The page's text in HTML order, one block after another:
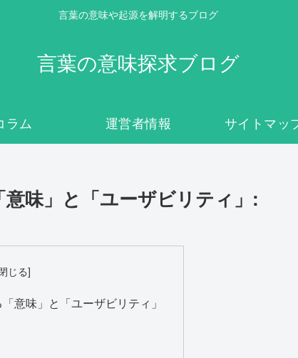
言葉の意味や起源を解明するブログ
言葉の意味探求ブログ
ラム 運営者情報 サイトマッ
味」と「ユーザビリティ」:
意味」と「ユーザビリティ」